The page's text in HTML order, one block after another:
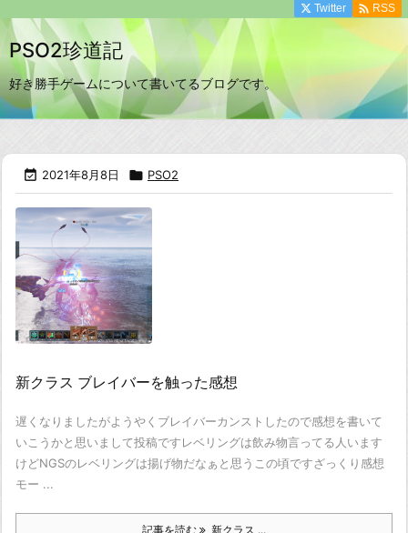
PSO2珍道記
好き勝手ゲームについて書いてるブログです。
Twitter  RSS
 2021年8月8日  PSO2
新クラス ブレイバーを触った感想
遅くなりましたがようやくブレイバーカンストしたので感想を書いて
いこうかと思いまして投稿ですレベリングは飲み物言ってる人います
けどNGSのレベリングは揚げ物だなぁと思うこの頃ですざっくり感想
モー ...
記事を読む 新クラス ...